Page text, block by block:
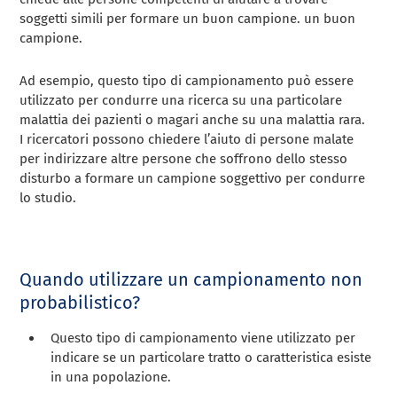
soggetti simili per formare un buon campione. un buon
campione.
Ad esempio, questo tipo di campionamento può essere
utilizzato per condurre una ricerca su una particolare
malattia dei pazienti o magari anche su una malattia rara.
I ricercatori possono chiedere l’aiuto di persone malate
per indirizzare altre persone che soffrono dello stesso
disturbo a formare un campione soggettivo per condurre
lo studio.
Quando utilizzare un campionamento non
probabilistico?
Questo tipo di campionamento viene utilizzato per
indicare se un particolare tratto o caratteristica esiste
in una popolazione.